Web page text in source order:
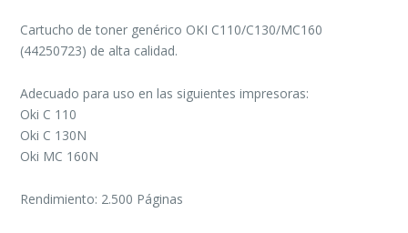
Cartucho de toner genérico OKI C110/C130/MC160
(44250723) de alta calidad.
Adecuado para uso en las siguientes impresoras:
Oki C 110
Oki C 130N
Oki MC 160N
Rendimiento: 2.500 Páginas